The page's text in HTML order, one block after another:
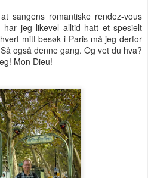
sangens romantiske rendez-vous
jeg likevel alltid hatt et spesielt
mitt besøk i Paris må jeg derfor
også denne gang. Og vet du hva?
Mon Dieu!